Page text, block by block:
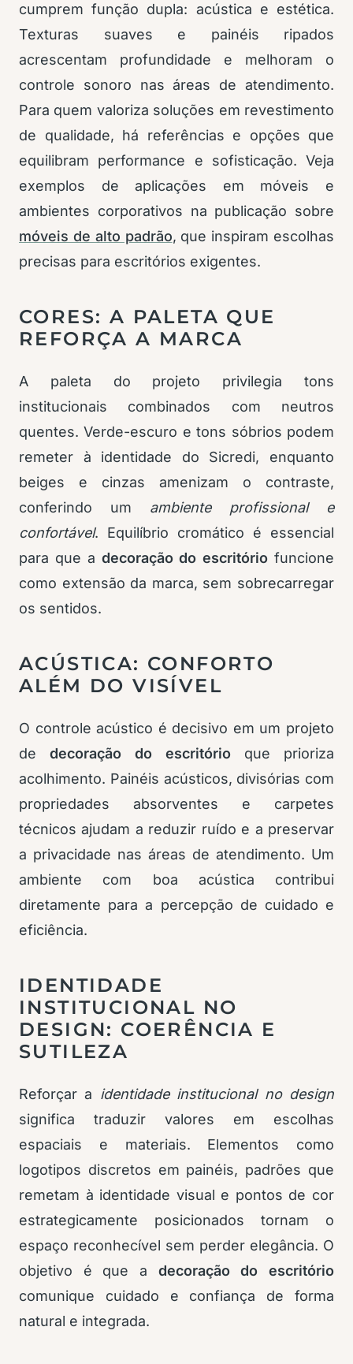
cumprem função dupla: acústica e estética.
Texturas suaves e painéis ripados
acrescentam profundidade e melhoram o
controle sonoro nas áreas de atendimento.
Para quem valoriza soluções em revestimento
de qualidade, há referências e opções que
equilibram performance e sofisticação. Veja
exemplos de aplicações em móveis e
ambientes corporativos na publicação sobre
móveis de alto padrão, que inspiram escolhas
precisas para escritórios exigentes.
CORES: A PALETA QUE
REFORÇA A MARCA
A paleta do projeto privilegia tons
institucionais combinados com neutros
quentes. Verde-escuro e tons sóbrios podem
remeter à identidade do Sicredi, enquanto
beiges e cinzas amenizam o contraste,
conferindo um ambiente profissional e
confortável. Equilíbrio cromático é essencial
para que a decoração do escritório funcione
como extensão da marca, sem sobrecarregar
os sentidos.
ACÚSTICA: CONFORTO
ALÉM DO VISÍVEL
O controle acústico é decisivo em um projeto
de decoração do escritório que prioriza
acolhimento. Painéis acústicos, divisórias com
propriedades absorventes e carpetes
técnicos ajudam a reduzir ruído e a preservar
a privacidade nas áreas de atendimento. Um
ambiente com boa acústica contribui
diretamente para a percepção de cuidado e
eficiência.
IDENTIDADE
INSTITUCIONAL NO
DESIGN: COERÊNCIA E
SUTILEZA
Reforçar a identidade institucional no design
significa traduzir valores em escolhas
espaciais e materiais. Elementos como
logotipos discretos em painéis, padrões que
remetam à identidade visual e pontos de cor
estrategicamente posicionados tornam o
espaço reconhecível sem perder elegância. O
objetivo é que a decoração do escritório
comunique cuidado e confiança de forma
natural e integrada.